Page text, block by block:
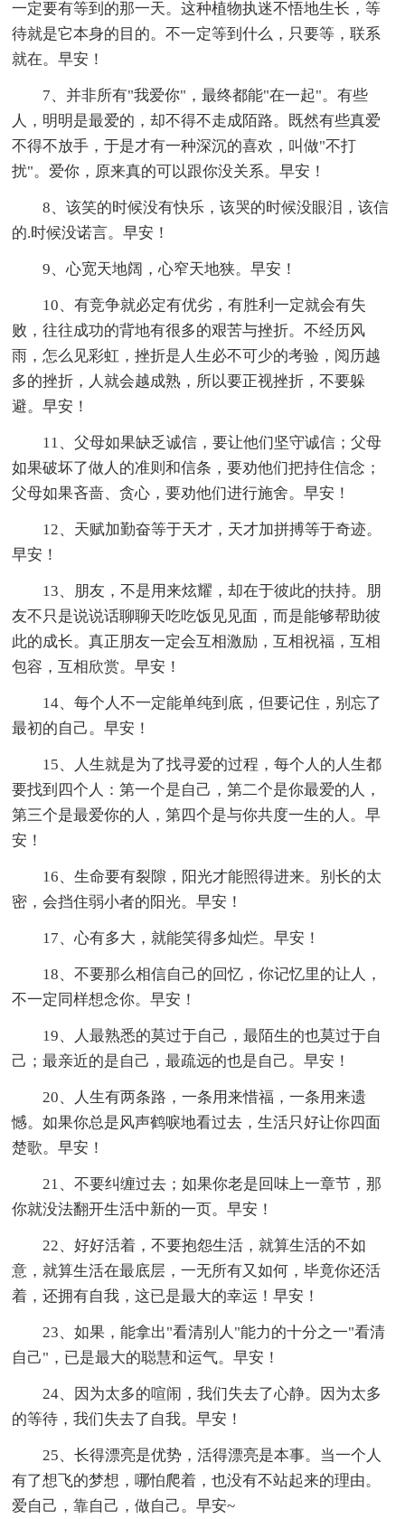
一定要有等到的那一天。这种植物执迷不悟地生长，等
待就是它本身的目的。不一定等到什么，只要等，联系
就在。早安！
7、并非所有"我爱你"，最终都能"在一起"。有些
人，明明是最爱的，却不得不走成陌路。既然有些真爱
不得不放手，于是才有一种深沉的喜欢，叫做"不打
扰"。爱你，原来真的可以跟你没关系。早安！
8、该笑的时候没有快乐，该哭的时候没眼泪，该信
的.时候没诺言。早安！
9、心宽天地阔，心窄天地狭。早安！
10、有竞争就必定有优劣，有胜利一定就会有失
败，往往成功的背地有很多的艰苦与挫折。不经历风
雨，怎么见彩虹，挫折是人生必不可少的考验，阅历越
多的挫折，人就会越成熟，所以要正视挫折，不要躲
避。早安！
11、父母如果缺乏诚信，要让他们坚守诚信；父母
如果破坏了做人的准则和信条，要劝他们把持住信念；
父母如果吝啬、贪心，要劝他们进行施舍。早安！
12、天赋加勤奋等于天才，天才加拼搏等于奇迹。
早安！
13、朋友，不是用来炫耀，却在于彼此的扶持。朋
友不只是说说话聊聊天吃吃饭见见面，而是能够帮助彼
此的成长。真正朋友一定会互相激励，互相祝福，互相
包容，互相欣赏。早安！
14、每个人不一定能单纯到底，但要记住，别忘了
最初的自己。早安！
15、人生就是为了找寻爱的过程，每个人的人生都
要找到四个人：第一个是自己，第二个是你最爱的人，
第三个是最爱你的人，第四个是与你共度一生的人。早
安！
16、生命要有裂隙，阳光才能照得进来。别长的太
密，会挡住弱小者的阳光。早安！
17、心有多大，就能笑得多灿烂。早安！
18、不要那么相信自己的回忆，你记忆里的让人，
不一定同样想念你。早安！
19、人最熟悉的莫过于自己，最陌生的也莫过于自
己；最亲近的是自己，最疏远的也是自己。早安！
20、人生有两条路，一条用来惜福，一条用来遗
憾。如果你总是风声鹤唳地看过去，生活只好让你四面
楚歌。早安！
21、不要纠缠过去；如果你老是回味上一章节，那
你就没法翻开生活中新的一页。早安！
22、好好活着，不要抱怨生活，就算生活的不如
意，就算生活在最底层，一无所有又如何，毕竟你还活
着，还拥有自我，这已是最大的幸运！早安！
23、如果，能拿出"看清别人"能力的十分之一"看清
自己"，已是最大的聪慧和运气。早安！
24、因为太多的喧闹，我们失去了心静。因为太多
的等待，我们失去了自我。早安！
25、长得漂亮是优势，活得漂亮是本事。当一个人
有了想飞的梦想，哪怕爬着，也没有不站起来的理由。
爱自己，靠自己，做自己。早安~